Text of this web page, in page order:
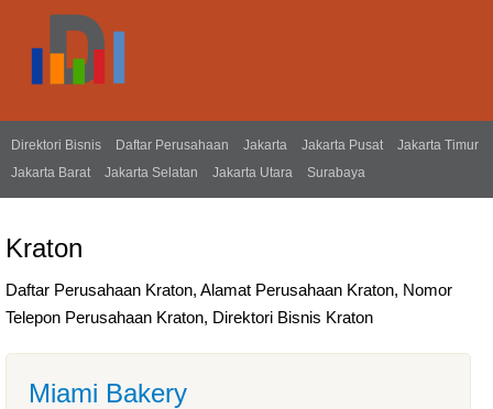
Direktori Bisnis Daftar Perusahaan Jakarta Jakarta Pusat
Jakarta Timur
Jakarta Barat
Jakarta Selatan Jakarta Utara Surabaya
Kraton
Daftar Perusahaan Kraton, Alamat Perusahaan Kraton, Nomor
Telepon Perusahaan Kraton, Direktori Bisnis Kraton
Miami Bakery